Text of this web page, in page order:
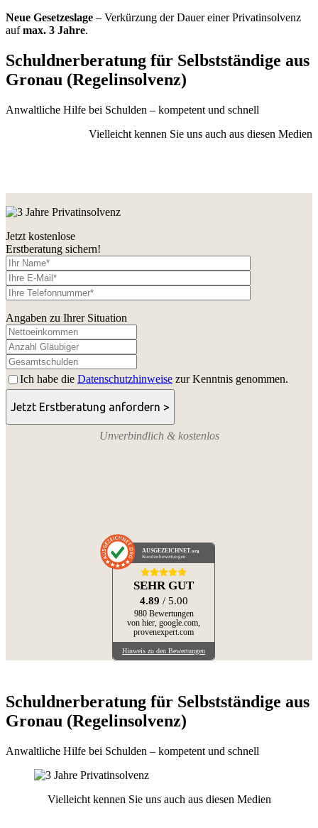
Neue Gesetzeslage – Verkürzung der Dauer einer Privatinsolvenz
aufmax. 3 Jahre.
Schuldnerberatung für Selbstständige aus
Gronau (Regelinsolvenz)
Anwaltliche Hilfe bei Schulden – kompetent und schnell
Vielleicht kennen Sie uns auch aus diesen Medien
Jetzt kostenlose
Erstberatung sichern!
Angaben zu Ihrer Situation
Ich habe die Datenschutzhinweise zur Kenntnis genommen.
Unverbindlich & kostenlos
AUSGEZEICHNET .org
Kundenbewertungen
SEHR GUT
4.89 / 5.00
980 Bewertungen
von hier, google.com,
provenexpert.com
Hinweis zu den Bewertungen
Schuldnerberatung für Selbstständige aus
Gronau (Regelinsolvenz)
Anwaltliche Hilfe bei Schulden – kompetent und schnell
Vielleicht kennen Sie uns auch aus diesen Medien